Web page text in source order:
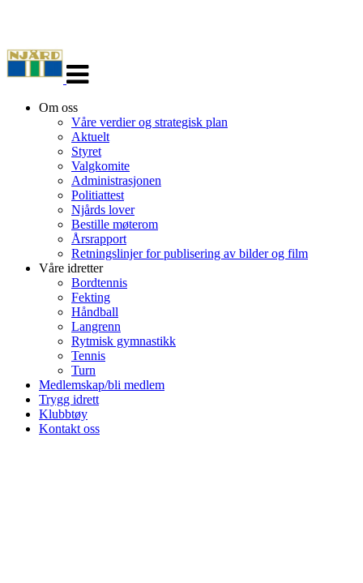
navigasjon
Om oss
Våre verdier og strategisk plan
Aktuelt
Styret
Valgkomite
Administrasjonen
Politiattest
Njårds lover
Bestille møterom
Årsrapport
Retningslinjer for publisering av bilder og film
Våre idretter
Bordtennis
Fekting
Håndball
Langrenn
Rytmisk gymnastikk
Tennis
Turn
Medlemskap/bli medlem
Trygg idrett
Klubbtøy
Kontakt oss